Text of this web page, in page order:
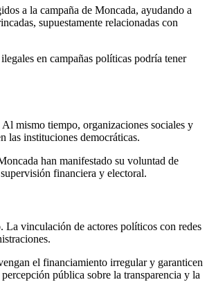
a la campaña de Moncada, ayudando a
supuestamente relacionadas con
en campañas políticas podría tener
mismo tiempo, organizaciones sociales y
las instituciones democráticas.
han manifestado su voluntad de
financiera y electoral.
La vinculación de actores políticos con redes
el financiamiento irregular y garanticen
pública sobre la transparencia y la